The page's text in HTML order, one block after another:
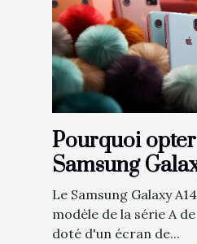
Pourquoi
Samsung
Le Samsung Galaxy
modèle de la série A
doté d'un écran de...